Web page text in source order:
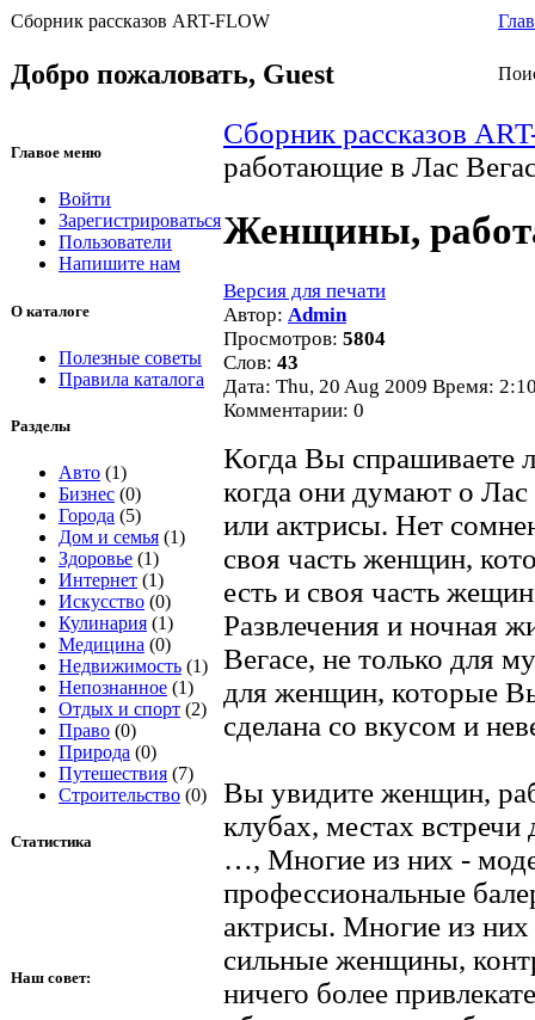
Сборник рассказов ART-FLOW
Добро пожаловать, Guest
Главое меню
Войти
Зарегистрироваться
Пользователи
Напишите нам
О каталоге
Полезные советы
Правила каталога
Разделы
Авто (1)
Бизнес (0)
Города (5)
Дом и семья (1)
Здоровье (1)
Интернет (1)
Искусство (0)
Кулинария (1)
Медицина (0)
Недвижимость (1)
Непознанное (1)
Отдых и спорт (2)
Право (0)
Природа (0)
Путешествия (7)
Строительство (0)
Статистика
Наш совет:
Сборник рассказов
работающие в Лас
Женщины,
Версия для печати
Автор: Admin
Просмотров: 5804
Слов: 43
Дата: Thu, 20 Aug 2009 Время:
Комментарии: 0
Когда Вы спрашиваете
когда они думают о Лас
или актрисы. Нет
своя часть женщин,
есть и своя часть
Развлечения и ночная
Вегасе, не только для
для женщин, которые
сделана со вкусом и
Вы увидите женщин,
клубах, местах
…, Многие из них -
профессиональные
актрисы. Многие из
сильные женщины,
ничего более